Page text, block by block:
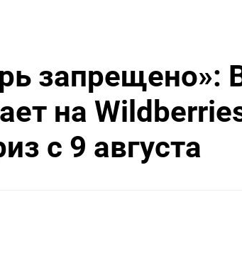
запрещено»:
на
с 9 августа